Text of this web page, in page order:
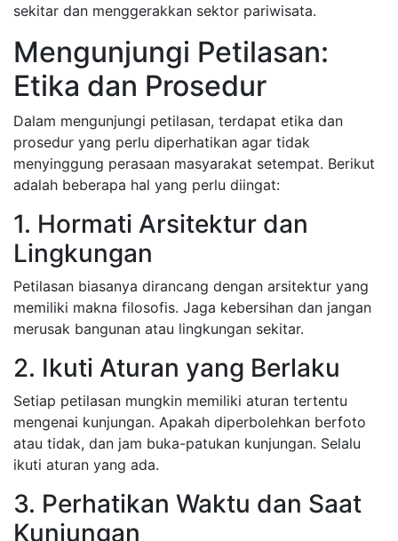
sekitar dan menggerakkan sektor pariwisata.
Mengunjungi Petilasan:
Etika dan Prosedur
Dalam mengunjungi petilasan, terdapat etika dan
prosedur yang perlu diperhatikan agar tidak
menyinggung perasaan masyarakat setempat. Berikut
adalah beberapa hal yang perlu diingat:
1. Hormati Arsitektur dan
Lingkungan
Petilasan biasanya dirancang dengan arsitektur yang
memiliki makna filosofis. Jaga kebersihan dan jangan
merusak bangunan atau lingkungan sekitar.
2. Ikuti Aturan yang Berlaku
Setiap petilasan mungkin memiliki aturan tertentu
mengenai kunjungan. Apakah diperbolehkan berfoto
atau tidak, dan jam buka-patukan kunjungan. Selalu
ikuti aturan yang ada.
3. Perhatikan Waktu dan Saat
Kunjungan